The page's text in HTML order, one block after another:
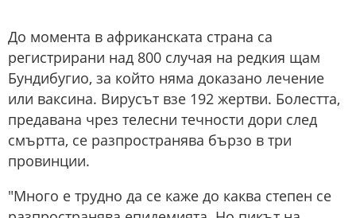
До момента в африканската страна са
регистрирани над 800 случая на редкия щам
Бундибугио, за който няма доказано лечение
или ваксина. Вирусът взе 192 жертви. Болестта,
предавана чрез телесни течности дори след
смъртта, се разпространява бързо в три
провинции.
"Много е трудно да се каже до каква степен се